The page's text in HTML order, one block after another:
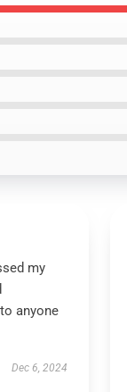
my
anyone
Dec 6, 2024